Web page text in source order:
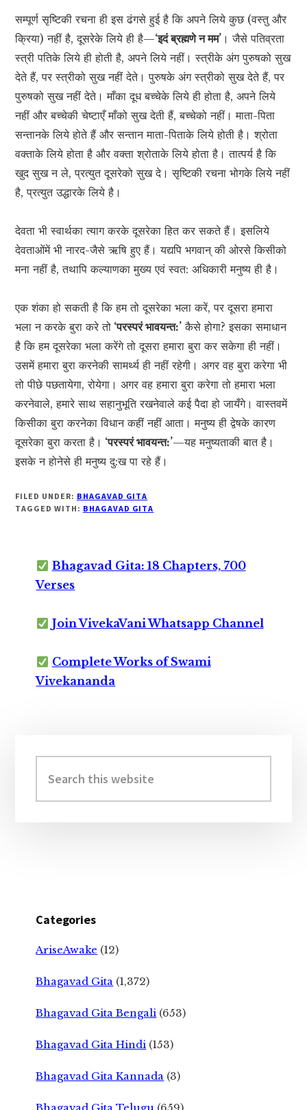
सम्पूर्ण सृष्टिकी रचना ही इस ढंगसे हुई है कि अपने लिये कुछ (वस्तु और
क्रिया) नहीं है, दूसरेके लिये ही है—‘इदं ब्रह्मणे न मम’ । जैसे पतिव्रता
स्त्री पतिके लिये ही होती है, अपने लिये नहीं। स्त्रीके अंग पुरुषको सुख
देते हैं, पर स्त्रीको सुख नहीं देते। पुरुषके अंग स्त्रीको सुख देते हैं, पर
पुरुषको सुख नहीं देते। माँका दूध बच्चेके लिये ही होता है, अपने लिये
नहीं और बच्चेकी चेष्टाएँ माँको सुख देती हैं, बच्चेको नहीं। माता-पिता
सन्तानके लिये होते हैं और सन्तान माता-पिताके लिये होती है। श्रोता
वक्ताके लिये होता है और वक्ता श्रोताके लिये होता है। तात्पर्य है कि
खुद सुख न ले, प्रत्युत दूसरेको सुख दे। सृष्टिकी रचना भोगके लिये नहीं
है, प्रत्युत उद्धारके लिये है।
देवता भी स्वार्थका त्याग करके दूसरेका हित कर सकते हैं। इसलिये
देवताओंमें भी नारद-जैसे ऋषि हुए हैं। यद्यपि भगवान् की ओरसे किसीको
मना नहीं है, तथापि कल्याणका मुख्य एवं स्वत: अधिकारी मनुष्य ही है।
एक शंका हो सकती है कि हम तो दूसरेका भला करें, पर दूसरा हमारा
भला न करके बुरा करे तो ‘परस्परं भावयन्त:’ कैसे होगा? इसका समाधान
है कि हम दूसरेका भला करेंगे तो दूसरा हमारा बुरा कर सकेगा ही नहीं।
उसमें हमारा बुरा करनेकी सामर्थ्य ही नहीं रहेगी। अगर वह बुरा करेगा भी
तो पीछे पछतायेगा, रोयेगा। अगर वह हमारा बुरा करेगा तो हमारा भला
करनेवाले, हमारे साथ सहानुभूति रखनेवाले कई पैदा हो जायँगे। वास्तवमें
किसीका बुरा करनेका विधान कहीं नहीं आता। मनुष्य ही द्वेषके कारण
दूसरेका बुरा करता है। ‘परस्परं भावयन्त:’—यह मनुष्यताकी बात है।
इसके न होनेसे ही मनुष्य दु:ख पा रहे हैं।
FILED UNDER: BHAGAVAD GITA
TAGGED WITH: BHAGAVAD GITA
Bhagavad Gita: 18 Chapters, 700
Verses
Join VivekaVani Whatsapp Channel
Complete Works of Swami
Vivekananda
Sidebar
this
website
Categories
AriseAwake (12)
Bhagavad Gita (1,372)
Bhagavad Gita Bengali (653)
Bhagavad Gita Hindi (153)
Bhagavad Gita Kannada (3)
Bhagavad Gita Telugu (659)